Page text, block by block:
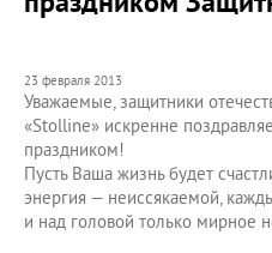
23 февраля 2013
Уважаемые, защитники
«Stolline» искренне
праздником!
Пусть Ваша жизнь будет
энергия — неиссякаемой,
и над головой только мирное